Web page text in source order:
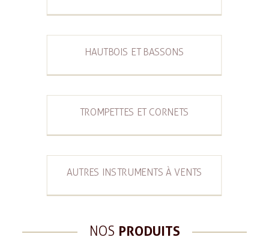
HAUTBOIS ET BASSONS
TROMPETTES ET CORNETS
AUTRES INSTRUMENTS À VENTS
NOS PRODUITS